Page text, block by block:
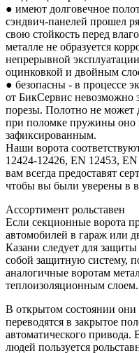
● имеют долговечное
сэндвич-панелей прошел
свою стойкость перед
металле не образуется
непрерывной
оцинковкой и двойным
● безопасны - в процессе
от БикСервис невозможно
порезы. Полотно не может
при поломке пружины оно
зафиксированным.
Наши ворота
12424-12426, EN 12453,
вам всегда предоставят
чтобы вы были уверены в
Ассортимент рольставен
Если секционные ворота
автомобилей в гараж или
Казани следует для
собой защитную систему,
аналогичные воротам
теплоизоляционным слоем.
В открытом состоянии они
переводятся в закрытое
автоматического
людей пользуется